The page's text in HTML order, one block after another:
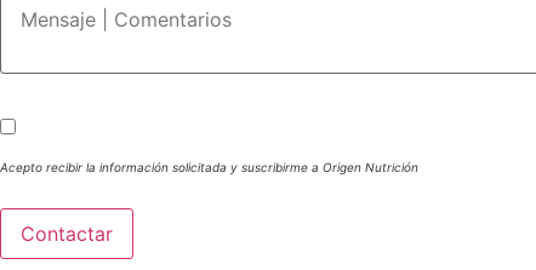
Acepto recibir la información solicitada y suscribirme a Origen Nutrición
Contactar